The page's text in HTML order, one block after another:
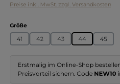
Preise inkl. MwSt. zzgl. Versandkosten
Größeauswählen
41 42 43 44 45
Erstmalig im Online-Shop
Preisvorteil sichern. Code NEW10